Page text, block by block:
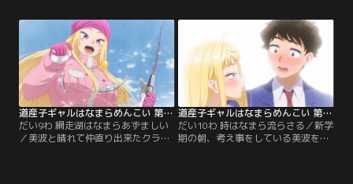
っていた翼は、学年一位の頭脳持つ
彼女に勉強を教えてもらうことに。
図書委員でもある怜奈の提案で、図
書準備室で二人きりで勉強会を開く
ことになった。勉強会の後、怜奈は
「ご褒美」が欲しいと…。【提供：
バンダイチャンネル】
何を思うのか。映画を楽しんだ後、
ヒロインのサクセスストーリーに涙
を流していた怜奈は、自身のこれま
での境遇を翼に語り始める。【提
供：バンダイチャンネル】
道産子ギャルはなまらめんこい 第09話
だい9わ 網走湖はなまらあずましい
／美波と晴れて仲直り出来たクラス
の友人・松尾は、相談に乗ってくれ
道産子ギャルはなまらめんこい 第10話
だい10わ 時はなまら流らさる／新学
期の朝、考え事をしている美波を見